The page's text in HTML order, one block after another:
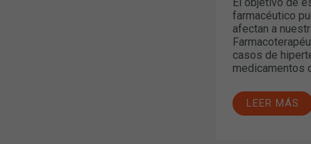
farmacéutico
afectan a
casos de
medicamentos
LEER MÁS